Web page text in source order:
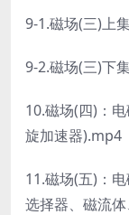
9-1.磁场(三)上
9-2.磁场(三)下
10.磁场(四)：
旋加速器).mp4
11.磁场(五)：
选择器、磁流